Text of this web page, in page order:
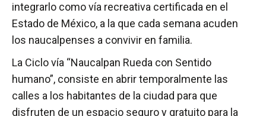
integrarlo como vía recreativa certificada en el
Estado de México, a la que cada semana acuden
los naucalpenses a convivir en familia.
La Ciclo vía “Naucalpan Rueda con Sentido
humano”, consiste en abrir temporalmente las
calles a los habitantes de la ciudad para que
disfruten de un espacio seguro y gratuito para la